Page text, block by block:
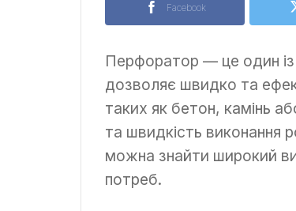
Facebook
Перфоратор — це один із
дозволяє швидко та
таких як бетон, камінь
та швидкість виконання
можна знайти широкий
потреб.